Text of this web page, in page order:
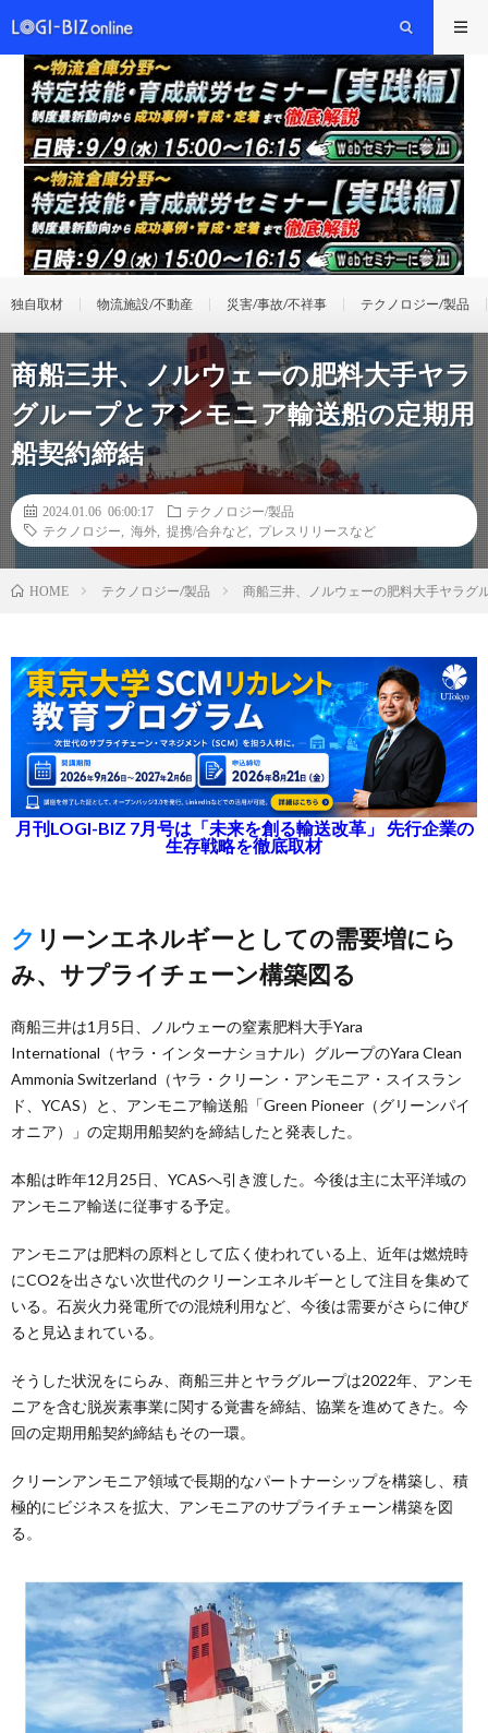
独自取材 物流施設/不動産 災害/事故/不祥事 テクノロジー/製品
商船三井、ノルウェーの肥料大手ヤラ
グループとアンモニア輸送船の定期用
船契約締結
2024.01.06 06:00:17
テクノロジー/製品
テクノロジー
海外 提携/合弁など プレスリリースなど
HOME テクノロジー/製品 商船三井、ノルウェーの肥料大手ヤラグ
月刊LOGI-BIZ 7月号は「未来を創る輸送改革」 先行企業の
生存戦略を徹底取材
クリーンエネルギーとしての需要増にら
み、サプライチェーン構築図る
商船三井は1月5日、ノルウェーの窒素肥料大手Yara
International（ヤラ・インターナショナル）グループのYara Clean
Ammonia Switzerland（ヤラ・クリーン・アンモニア・スイスラン
ド、YCAS）と、アンモニア輸送船「Green Pioneer（グリーンパイ
オニア）」の定期用船契約を締結したと発表した。
本船は昨年12月25日、YCASへ引き渡した。今後は主に太平洋域の
アンモニア輸送に従事する予定。
アンモニアは肥料の原料として広く使われている上、近年は燃焼時
にCO2を出さない次世代のクリーンエネルギーとして注目を集めて
いる。石炭火力発電所での混焼利用など、今後は需要がさらに伸び
ると見込まれている。
そうした状況をにらみ、商船三井とヤラグループは2022年、アンモ
ニアを含む脱炭素事業に関する覚書を締結、協業を進めてきた。今
回の定期用船契約締結もその一環。
クリーンアンモニア領域で長期的なパートナーシップを構築し、積
極的にビジネスを拡大、アンモニアのサプライチェーン構築を図
る。